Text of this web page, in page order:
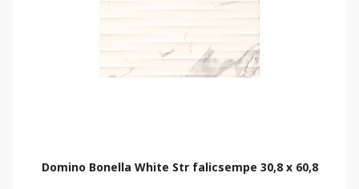
Domino Bonella White Str falicsempe 30,8 x 60,8